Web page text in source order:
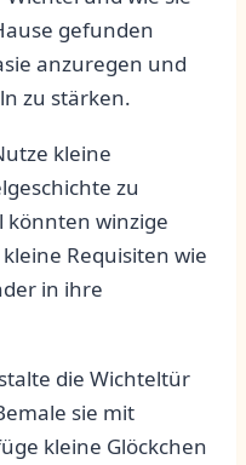
gefunden
anzuregen und
zu stärken.
kleine
zu⁣
könnten winzige
Requisiten wie
⁣in ihre⁢
die⁣ Wichteltür
sie mit
kleine ​Glöckchen